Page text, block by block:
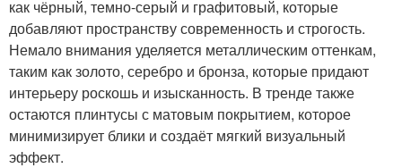
как чёрный, темно-серый и графитовый, которые
добавляют пространству современность и строгость.
Немало внимания уделяется металлическим оттенкам,
таким как золото, серебро и бронза, которые придают
интерьеру роскошь и изысканность. В тренде также
остаются плинтусы с матовым покрытием, которое
минимизирует блики и создаёт мягкий визуальный
эффект.